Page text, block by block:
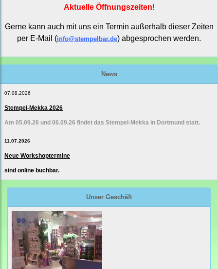
Aktuelle Öffnungszeiten!
Gerne kann auch mit uns ein Termin außerhalb dieser Zeiten
per E-Mail (info@stempelbar.de) abgesprochen werden.
News
07.08.2026
Stempel-Mekka 2026
Am 05.09.26 und 06.09.26 findet das Stempel-Mekka in Dortmund statt.
11.07.2026
Neue Workshoptermine
sind online buchbar.
Unser Geschäft